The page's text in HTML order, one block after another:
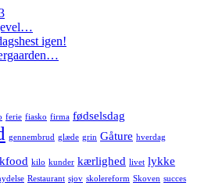
igen!
ferie fiasko firma fødselsdag
gennembrud glæde grin Gåture hverdag
kilo kunder kærlighed livet lykke
Restaurant sjov skolereform Skoven succes